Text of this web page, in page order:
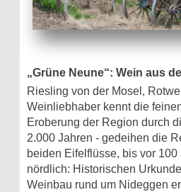
„Grüne Neune“: Wein aus
Riesling von der Mosel,
Weinliebhaber kennt die
Eroberung der Region durch
2.000 Jahren - gedeihen die
beiden Eifelflüsse, bis vor
nördlich: Historischen
Weinbau rund um Nideggen